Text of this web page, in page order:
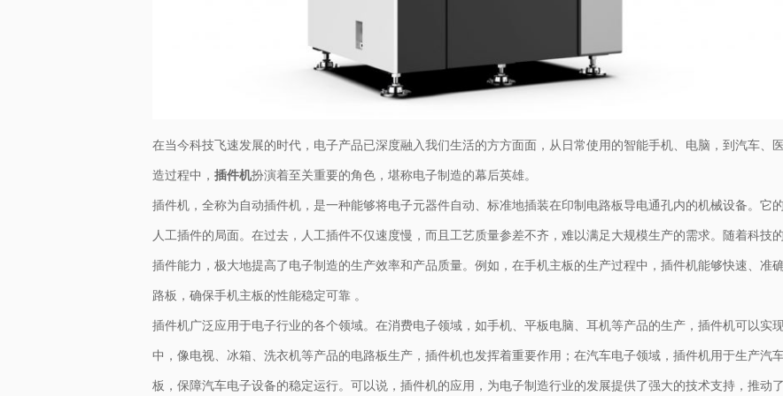
在当今科技飞速发展的时代，电子产品已深度融入我们生活的方方面面，从日常使用的智能手机、电脑，到汽车、
造过程中， 插件机扮演着至关重要的角色，堪称电子制造的幕后英雄。
插件机，全称为自动插件机，是一种能够将电子元器件自动、标准地插装在印制电路板导电通孔内的机械设备。它
人工插件的局面。在过去，人工插件不仅速度慢，而且工艺质量参差不齐，难以满足大规模生产的需求。随着科技
插件能力，极大地提高了电子制造的生产效率和产品质量。例如，在手机主板的生产过程中，插件机能够快速、准
路板，确保手机主板的性能稳定可靠 。
插件机广泛应用于电子行业的各个领域。在消费电子领域，如手机、平板电脑、耳机等产品的生产，插件机可以实
中，像电视、冰箱、洗衣机等产品的电路板生产，插件机也发挥着重要作用；在汽车电子领域，插件机用于生产汽
板，保障汽车电子设备的稳定运行。可以说，插件机的应用，为电子制造行业的发展提供了强大的技术支持，推动了